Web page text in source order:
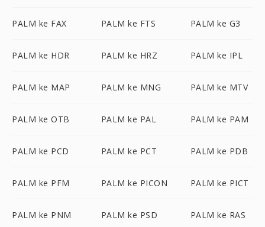
PALM ke FAX PALM ke FTS PALM ke G3
PALM ke HDR PALM ke HRZ PALM ke IPL
PALM ke MAP PALM ke MNG PALM ke MTV
PALM ke OTB PALM ke PAL PALM ke PAM
PALM ke PCD PALM ke PCT PALM ke PDB
PALM ke PFM PALM ke PICON PALM ke PICT
PALM ke PNM PALM ke PSD PALM ke RAS